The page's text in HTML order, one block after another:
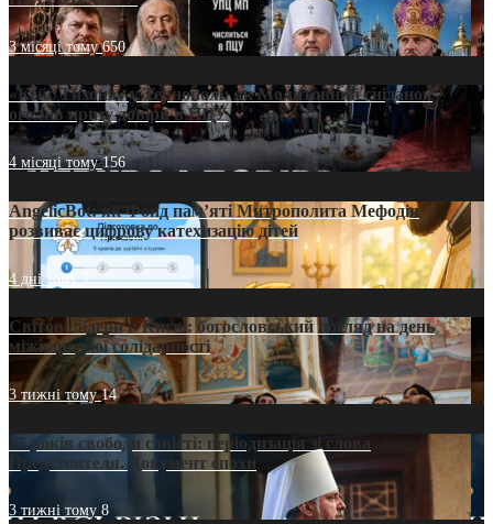
3 місяці тому650
«Кейс Тихона» у Тернополі: як Молитовний сніданок
оголив кризу довіри в ПЦУ
4 місяці тому156
AngelicBot: як Фонд пам’яті Митрополита Мефодія
розвиває цифрову катехизацію дітей
4 дні тому7
Світові лідери в Києві: богословський погляд на день
міжнародної солідарності
3 тижні тому14
35 років свободи совісті: періодизація зі слова
Предстоятеля. Документ епохи
3 тижні тому 8